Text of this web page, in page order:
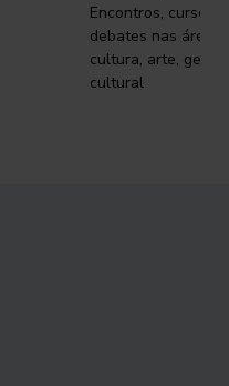
Encontros, cursos,
debates nas áreas
cultura, arte,
cultural